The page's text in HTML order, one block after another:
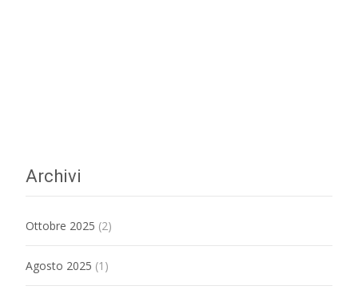
Archivi
Ottobre 2025 (2)
Agosto 2025 (1)